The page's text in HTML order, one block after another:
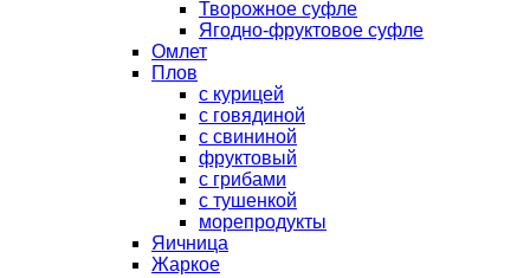
Творожное суфле
Ягодно-фруктовое суфле
Омлет
Плов
с курицей
с говядиной
с свининой
фруктовый
с грибами
с тушенкой
морепродукты
Яичница
Жаркое